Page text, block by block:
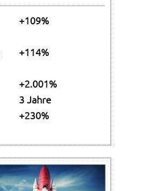
+109%
+114%
+2.001%
3 Jahre
+230%